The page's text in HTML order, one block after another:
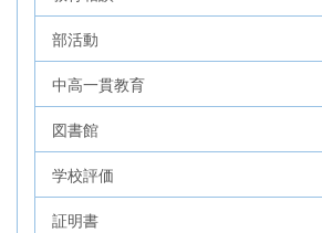
部活動
中高一貫教育
図書館
学校評価
証明書